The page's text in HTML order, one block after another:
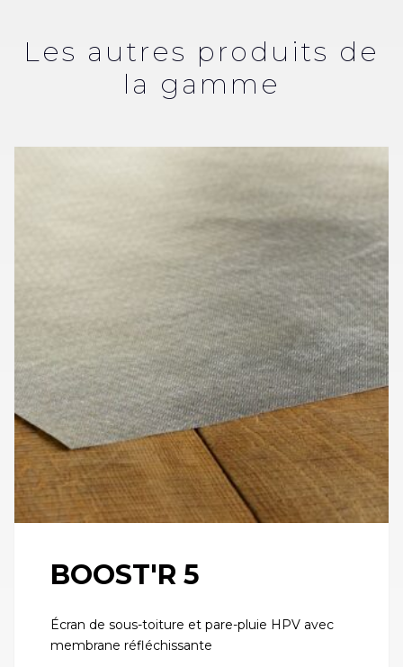
Les autres produits de
la gamme
BOOST'R 5
Écran de sous-toiture et pare-pluie HPV avec
membrane réfléchissante